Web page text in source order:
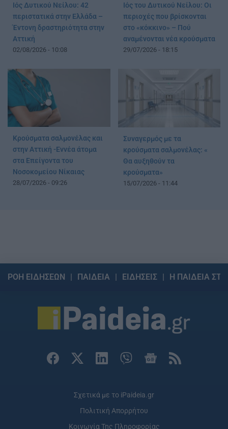
Ιός Δυτικού Νείλου: 42
περιστατικά στην Ελλάδα –
Έντονη δραστηριότητα στην
Αττική
02/08/2026 - 10:08
Ιός του Δυτικού Νείλου: Οι
περιοχές που βρίσκονται
στο «κόκκινο» – Πού
αναμένονται νέα κρούσματα
29/07/2026 - 18:15
Κρούσματα σαλμονέλας και
στην Αττική -Εννέα άτομα
στα Επείγοντα του
Νοσοκομείου Νίκαιας
28/07/2026 - 09:26
Συναγερμός με τα
κρούσματα σαλμονέλας: «
Θα αυξηθούν τα
κρούσματα»
15/07/2026 - 11:44
ΡΟΗ ΕΙΔΗΣΕΩΝ ΠΑΙΔΕΙΑ ΕΙΔΗΣΕΙΣ Η ΠΑΙΔΕΙΑ
Σχετικά με το iPaideia.gr
Πολιτική Απορρήτου
Κοινωνία Της Πληροφορίας